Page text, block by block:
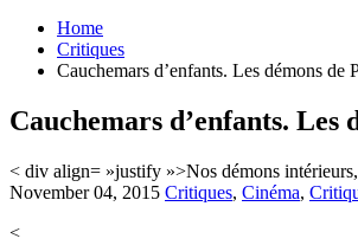
Home
Critiques
Cauchemars d’enfants. Les démons de
Cauchemars d’enfants. Les
< div align= »justify »>Nos démons
November 04, 2015 Critiques, Cinéma,
<